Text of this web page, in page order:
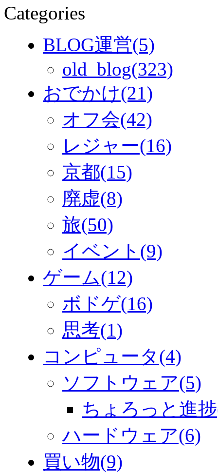
Categories
BLOG運営(5)
old_blog(323)
おでかけ(21)
オフ会(42)
レジャー(16)
京都(15)
廃虚(8)
旅(50)
イベント(9)
ゲーム(12)
ボドゲ(16)
思考(1)
コンピュータ(4)
ソフトウェア(5)
ちょろっと進
ハードウェア(6)
買い物(9)